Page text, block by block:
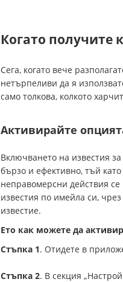
Когато получите
Сега, когато вече
нетърпеливи да я
само толкова, колкото
Активирайте
Включването на известия
бързо и ефективно, тъй
неправомерсни действия
известия по имейла си,
известие.
Ето как можете да
Стъпка 1. Отидете в
Стъпка 2. В секция